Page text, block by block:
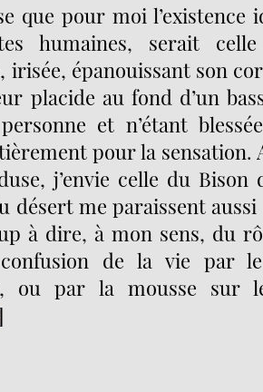
que pour moi l’existence
humaines, serait celle
irisée, épanouissant son
placide au fond d’un
et n’étant
pour la sensation.
j’envie celle du Bison
désert me paraissent
à dire, à mon sens, du
de la vie par
ou par la mousse sur